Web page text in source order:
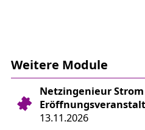
Weitere Module
Netzingenieur Strom
13.11.2026